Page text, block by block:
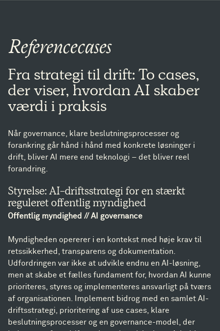
Referencecases
Fra strategi til drift: To cases,
der viser, hvordan AI skaber
værdi i praksis
Når governance, klare beslutningsprocesser og
forankring går hånd i hånd med konkrete løsninger i
drift, bliver AI mere end teknologi – det bliver reel
forandring.
Styrelse: AI-driftsstrategi for en stærkt
reguleret offentlig myndighed
Offentlig myndighed // AI governance
Myndigheden opererer i en kontekst med høje krav til
retssikkerhed, transparens og dokumentation.
Udfordringen var ikke at udvikle endnu en AI-løsning,
men at skabe et fælles fundament for, hvordan AI kunne
prioriteres, styres og implementeres ansvarligt på tværs
af organisationen. Implement bidrog med en samlet AI-
driftsstrategi, prioritering af use cases, klare
beslutningsprocesser og en governance-model, der